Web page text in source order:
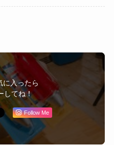
に入ったら
してね！
Follow Me